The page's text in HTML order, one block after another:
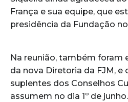
França e sua equipe, que
presidência da Fundação
Na reunião, também foram
da nova Diretoria da FJM, e
suplentes dos Conselhos
assumem no dia 1º de junho.